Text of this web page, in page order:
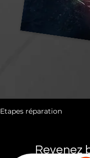
Etapes réparation
Revenez